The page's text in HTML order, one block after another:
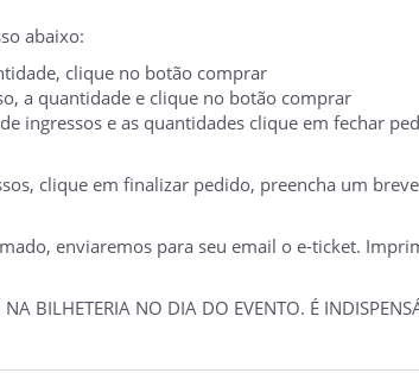
abaixo:
clique no botão comprar
a quantidade e clique no botão comprar
ingressos e as quantidades clique em fechar
clique em finalizar pedido, preencha um
enviaremos para seu email o e-ticket.
NA BILHETERIA NO DIA DO EVENTO. É